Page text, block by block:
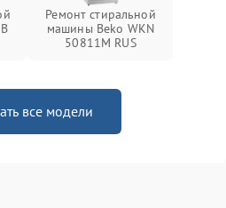
Ремонт стиральной
машины Beko WKN
50811M RUS
все модели